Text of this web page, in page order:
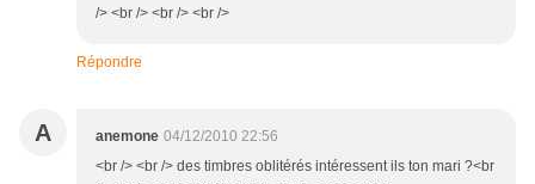
/> <br /> <br /> <br />
Répondre
A anemone 04/12/2010 22:56
<br /> <br /> des timbres oblitérés intéressent ils ton mari ?<br